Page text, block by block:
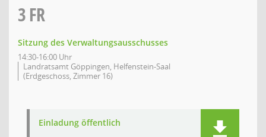
3FR
Sitzung des Verwaltungsausschusses
14:30-16:00 Uhr
Landratsamt Göppingen, Helfenstein-Saal
(Erdgeschoss, Zimmer 16)
Einladung öffentlich